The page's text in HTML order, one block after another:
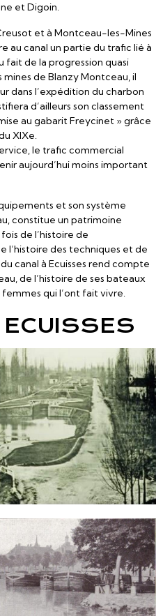
et Digoin.
et à Montceau-les-Mines
au canal un partie du trafic lié à
fait de la progression quasi
de Blanzy Montceau, il
dans l’expédition du charbon
d’ailleurs son classement
au gabarit Freycinet » grâce
XIXe.
le trafic commercial
aujourd’hui moins important
et son système
constitue un patrimoine
de l’histoire de
l’histoire des techniques et de
canal à Ecuisses rend compte
de l’histoire de ses bateaux
qui l’ont fait vivre.